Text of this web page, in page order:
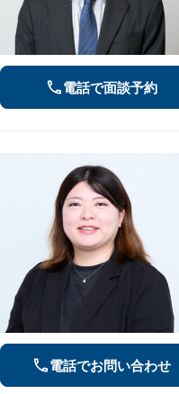
電話で面談予約
電話でお問い合わせ